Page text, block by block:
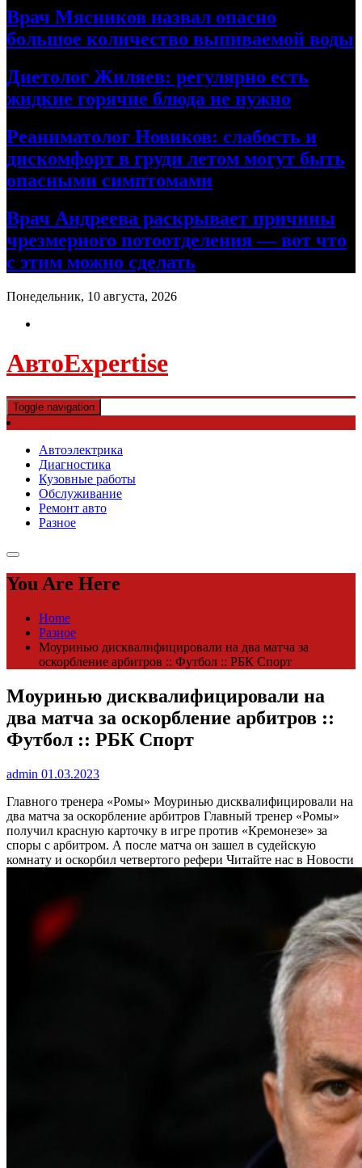
Врач Мясников назвал опасно
большое количество выпиваемой воды
Диетолог Жиляев: регулярно есть
жидкие горячие блюда не нужно
Реаниматолог Новиков: слабость и
дискомфорт в груди летом могут быть
опасными симптомами
Врач Андреева раскрывает причины
чрезмерного потоотделения — вот что
с этим можно сделать
Понедельник, 10 августа, 2026
АвтоExpertise
Toggle navigation
Автоэлектрика
Диагностика
Кузовные работы
Обслуживание
Ремонт авто
Разное
You Are Here
Home
Разное
Моуринью дисквалифицировали на два матча за
оскорбление арбитров :: Футбол :: РБК Спорт
Моуринью дисквалифицировали на
два матча за оскорбление арбитров ::
Футбол :: РБК Спорт
admin 01.03.2023
Главного тренера «Ромы» Моуринью дисквалифицировали на
два матча за оскорбление арбитров Главный тренер «Ромы»
получил красную карточку в игре против «Кремонезе» за
споры с арбитром. А после матча он зашел в судейскую
комнату и оскорбил четвертого рефери Читайте нас в Новости